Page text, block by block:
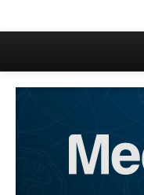
Inicio
Iniciar sesión
Registrarse